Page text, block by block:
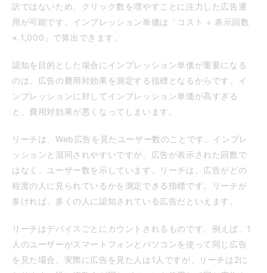
訳ではないため、クリック数を増やすことに注力した広告運
用が可能です。インプレッション単価は「コスト ÷ 表示回数
× 1,000」で算出できます。
認知を目的とした場合にインプレッション単価が重要になる
のは、広告の費用対効果を測定する指標となるからです。イ
ンプレッションに対してインプレッション単価が高すぎる
と、費用対効果が悪くなってしまいます。
リーチは、Web広告を見たユーザー数のことです。インプレ
ッションと混同されやすいですが、広告が表示された回数で
はなく、ユーザー数を示しています。リーチは、広告がどの
程度の人に見られているかを測定できる指標です。リーチが
多ければ、多くの人に認知されている広告だといえます。
リーチはデバイスごとにカウントされるものです。例えば、1
人のユーザーがスマートフォンとパソコンを使って同じ広告
を見た場合、実際に広告を見た人は1人ですが、リーチは2に